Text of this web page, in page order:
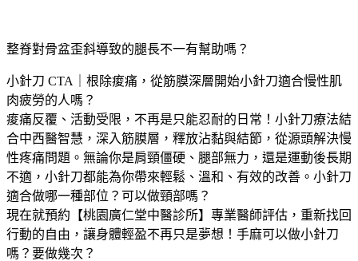
整脊對骨盆歪斜導致的腿長不一有幫助嗎？
小針刀 CTA｜根除痠痛，從筋膜深層開始小針刀適合慢性肌
肉疲勞的人嗎？
痠痛反覆、活動受限，不再是只能忍耐的日常！小針刀療法結
合中西醫智慧，深入筋膜層，釋放沾黏與結節，從源頭解決慢
性疼痛問題。無論你是肩頸僵硬、腿部無力，還是運動後長期
不適，小針刀都能為你帶來輕鬆、溫和、有效的改善。小針刀
適合做哪一種部位？可以做頸部嗎？
現在就預約【桃園廣仁堂中醫診所】專業醫師評估，重新找回
行動的自由，讓身體輕盈不再只是夢想！手麻可以做小針刀
嗎？要做幾次？